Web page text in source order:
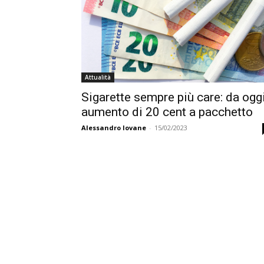
Attualità
Sigarette sempre più care: da
aumento di 20 cent a pacchetto
Alessandro Iovane - 15/02/2023